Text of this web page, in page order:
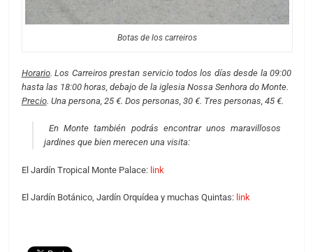
Botas de los carreiros
Horario. Los Carreiros prestan servicio todos los días desde la 09:00
hasta las 18:00 horas, debajo de la iglesia Nossa Senhora do Monte.
Precio. Una persona, 25 €. Dos personas, 30 €. Tres personas, 45 €.
En Monte también podrás encontrar unos maravillosos
jardines que bien merecen una visita:
El Jardín Tropical Monte Palace: link
El Jardín Botánico, Jardín Orquídea y muchas Quintas: link